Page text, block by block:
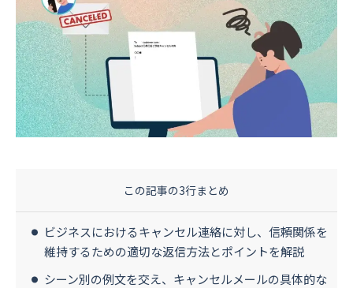
ご利用の流れ お役立ち情報
資料ダウンロード
この記事の3行まとめ
ビジネスにおけるキャンセル連絡に対し、信頼関係を
維持するための適切な返信方法とポイントを解説
シーン別の例文を交え、キャンセルメールの具体的な